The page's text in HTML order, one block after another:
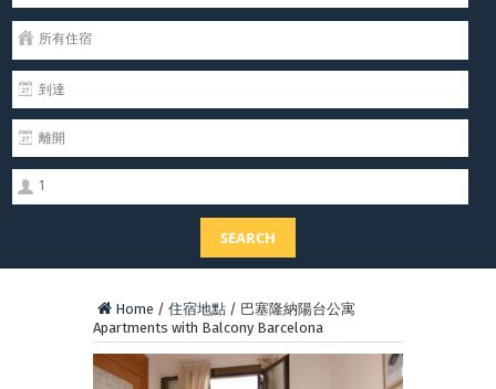
所有住宿
1
SEARCH
Home / 住宿地點 / 巴塞隆納陽台公寓
Apartments with Balcony Barcelona